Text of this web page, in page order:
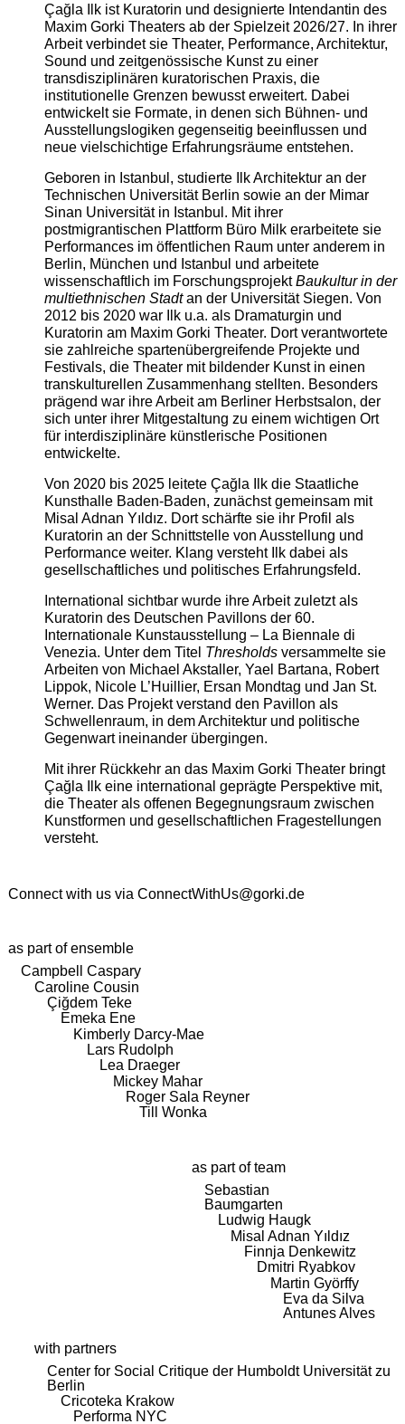
Çağla Ilk ist Kuratorin und designierte Intendantin des
Maxim Gorki Theaters ab der Spielzeit 2026/27. In ihrer
Arbeit verbindet sie Theater, Performance, Architektur,
Sound und zeitgenössische Kunst zu einer
transdisziplinären kuratorischen Praxis, die
institutionelle Grenzen bewusst erweitert. Dabei
entwickelt sie Formate, in denen sich Bühnen- und
Ausstellungslogiken gegenseitig beeinflussen und
neue vielschichtige Erfahrungsräume entstehen.
Geboren in Istanbul, studierte Ilk Architektur an der
Technischen Universität Berlin sowie an der Mimar
Sinan Universität in Istanbul. Mit ihrer
postmigrantischen Plattform Büro Milk erarbeitete sie
Performances im öffentlichen Raum unter anderem in
Berlin, München und Istanbul und arbeitete
wissenschaftlich im ForschungsprojektBaukultur in der
multiethnischen Stadtan der Universität Siegen. Von
2012 bis 2020 war Ilk u.a. als Dramaturgin und
Kuratorin am Maxim Gorki Theater. Dort verantwortete
sie zahlreiche spartenübergreifende Projekte und
Festivals, die Theater mit bildender Kunst in einen
transkulturellen Zusammenhang stellten. Besonders
prägend war ihre Arbeit am Berliner Herbstsalon, der
sich unter ihrer Mitgestaltung zu einem wichtigen Ort
für interdisziplinäre künstlerische Positionen
entwickelte.
Von 2020 bis 2025 leitete Çağla Ilk die Staatliche
Kunsthalle Baden-Baden, zunächst gemeinsam mit
Misal Adnan Yıldız. Dort schärfte sie ihr Profil als
Kuratorin an der Schnittstelle von Ausstellung und
Performance weiter. Klang versteht Ilk dabei als
gesellschaftliches und politisches Erfahrungsfeld.
International sichtbar wurde ihre Arbeit zuletzt als
Kuratorin des Deutschen Pavillons der 60.
Internationale Kunstausstellung – La Biennale di
Venezia. Unter dem Titel Thresholdsversammelte sie
Arbeiten von Michael Akstaller, Yael Bartana, Robert
Lippok, Nicole L’Huillier, Ersan Mondtag und Jan St.
Werner. Das Projekt verstand den Pavillon als
Schwellenraum, in dem Architektur und politische
Gegenwart ineinander übergingen.
Mit ihrer Rückkehr an das Maxim Gorki Theater bringt
Çağla Ilk eine international geprägte Perspektive mit,
die Theater als offenen Begegnungsraum zwischen
Kunstformen und gesellschaftlichen Fragestellungen
versteht.
Connect with us via ConnectWithUs@gorki.de
as part of ensemble
Campbell Caspary
Caroline Cousin
Çiğdem Teke
Emeka Ene
Kimberly Darcy-Mae
Lars Rudolph
Lea Draeger
Mickey Mahar
Roger Sala Reyner
Till Wonka
as part of team
Sebastian
Baumgarten
Ludwig Haugk
Misal Adnan Yıldız
Finnja Denkewitz
Dmitri Ryabkov
Martin Györffy
Eva da Silva
Antunes Alves
with partners
Center for Social Critique der Humboldt Universität zu
Berlin
Cricoteka Krakow
Performa NYC